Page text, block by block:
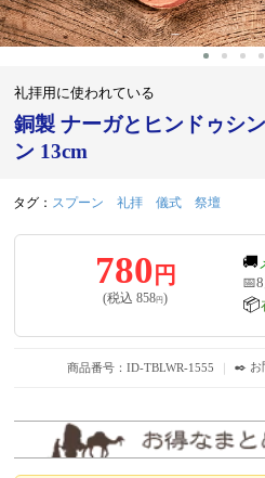
礼拝用に使われている
銅製 ナーガとヒンドゥシ
ン 13cm
タグ： スプーン 礼拝 儀式 祭壇
780 円
(税込858円)
🚚
📦
商品番号：ID-TBLWR-1555 ｜ ✒️ お